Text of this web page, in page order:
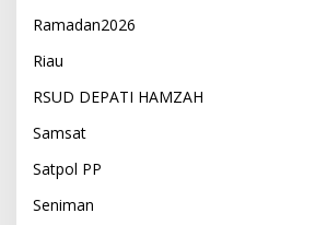
Ramadan2026
Riau
RSUD DEPATI HAMZAH
Samsat
Satpol PP
Seniman